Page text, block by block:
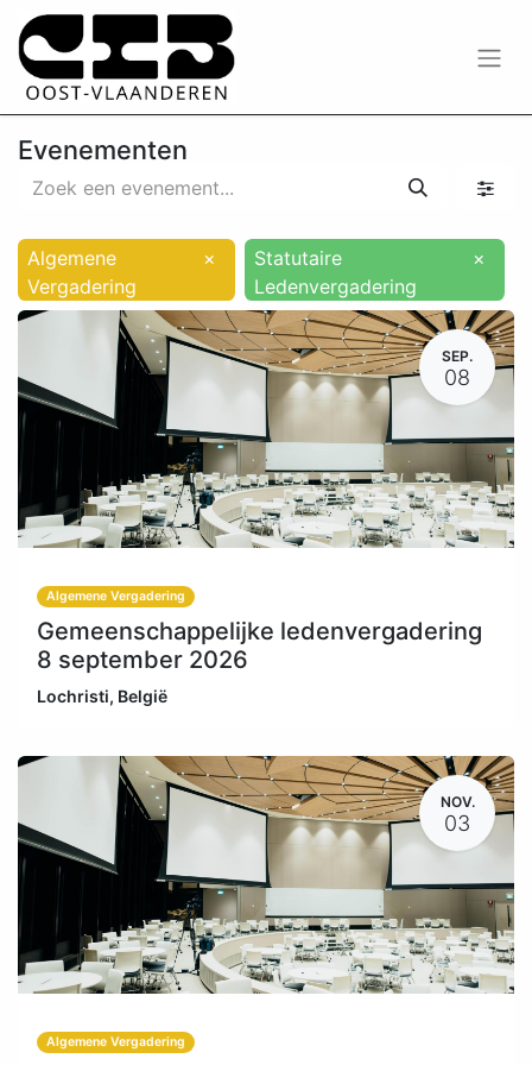
Evenementen
Algemene
Vergadering
×
Statutaire
Ledenvergadering
×
SEP.
08
Algemene Vergadering
Gemeenschappelijke ledenvergadering
8 september 2026
Lochristi, België
NOV.
03
Algemene Vergadering